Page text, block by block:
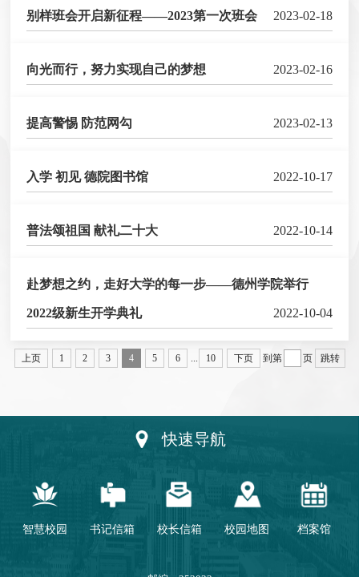
别样班会开启新征程——2023第一次班会 2023-02-18
向光而行，努力实现自己的梦想 2023-02-16
提高警惕 防范网勾 2023-02-13
入学 初见 德院图书馆 2022-10-17
普法颂祖国 献礼二十大 2022-10-14
赴梦想之约，走好大学的每一步——德州学院举行
2022级新生开学典礼 2022-10-04
上页 1 2 3 4 5 6 ... 10 下页 到第 页 跳转
快速导航
智慧校园 书记信箱 校长信箱 校园地图 档案馆